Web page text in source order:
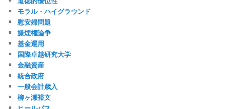
モラル・ハイグラウンド
慰安婦問題
嫌煙権論争
基金運用
国際卓越研究大学
金融資産
統合政府
一般会計歳入
柳ヶ瀬裕文